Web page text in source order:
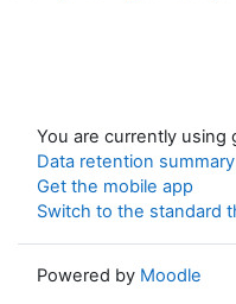
You are currently using
Data retention summary
Get the mobile app
Switch to the standard
Powered by Moodle